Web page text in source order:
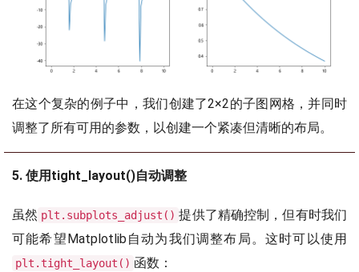
在这个复杂的例子中，我们创建了2×2的子图网格，并同时
调整了所有可用的参数，以创建一个紧凑但清晰的布局。
5. 使用tight_layout()自动调整
虽然 plt.subplots_adjust() 提供了精确控制，但有时我们
可能希望Matplotlib自动为我们调整布局。这时可以使用
plt.tight_layout() 函数：